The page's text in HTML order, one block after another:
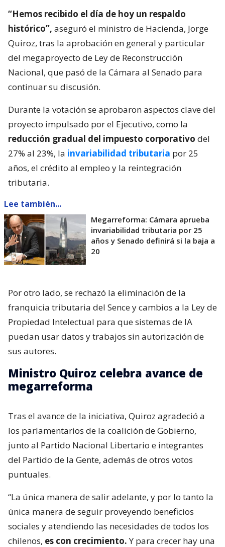
“Hemos recibido el día de hoy un respaldo
histórico”, aseguró el ministro de Hacienda, Jorge
Quiroz, tras la aprobación en general y particular
del megaproyecto de Ley de Reconstrucción
Nacional, que pasó de la Cámara al Senado para
continuar su discusión.
Durante la votación se aprobaron aspectos clave del
proyecto impulsado por el Ejecutivo, como la
reducción gradual del impuesto corporativo del
27% al 23%, la invariabilidad tributaria por 25
años, el crédito al empleo y la reintegración
tributaria.
Lee también...
Megarreforma: Cámara aprueba
invariabilidad tributaria por 25
años y Senado definirá si la baja a
20
Por otro lado, se rechazó la eliminación de la
franquicia tributaria del Sence y cambios a la Ley de
Propiedad Intelectual para que sistemas de IA
puedan usar datos y trabajos sin autorización de
sus autores.
Ministro Quiroz celebra avance de
megarreforma
Tras el avance de la iniciativa, Quiroz agradeció a
los parlamentarios de la coalición de Gobierno,
junto al Partido Nacional Libertario e integrantes
del Partido de la Gente, además de otros votos
puntuales.
“La única manera de salir adelante, y por lo tanto la
única manera de seguir proveyendo beneficios
sociales y atendiendo las necesidades de todos los
chilenos, es con crecimiento.Y para crecer hay una